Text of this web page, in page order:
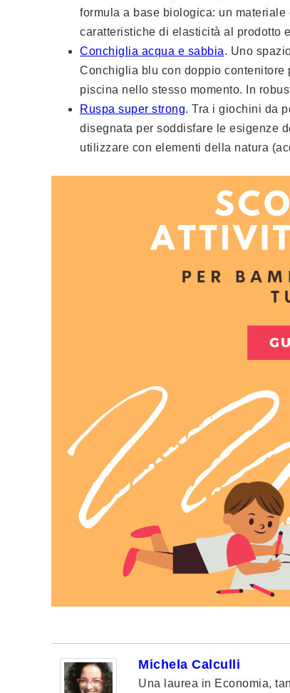
formula a base biologica: un
caratteristiche di elasticità al prodotto
Conchiglia acqua e sabbia. Uno
Conchiglia blu con doppio contenitore
piscina nello stesso momento. In
Ruspa super strong. Tra i giochini da
disegnata per soddisfare le esigenze
utilizzare con elementi della natura
Michela Calculli
Una laurea in Economia,